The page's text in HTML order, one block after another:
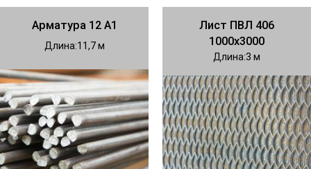
Арматура 12 А1
Длина 11,7
Лист ПВЛ 406
1000х3000
Длина 3